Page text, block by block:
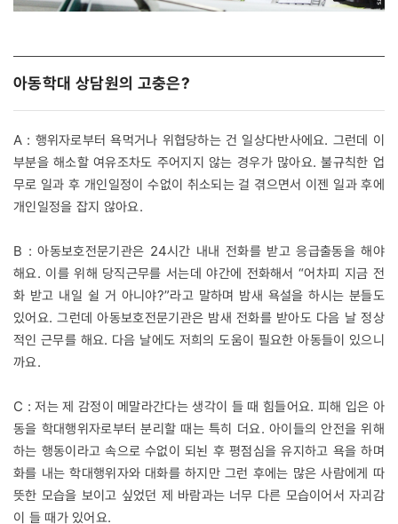
아동학대 상담원의 고충은?
A : 행위자로부터 욕먹거나 위협당하는 건 일상다반사에요. 그런데 이
부분을 해소할 여유조차도 주어지지 않는 경우가 많아요. 불규칙한 업
무로 일과 후 개인일정이 수없이 취소되는 걸 겪으면서 이젠 일과 후에
개인일정을 잡지 않아요.
B : 아동보호전문기관은 24시간 내내 전화를 받고 응급출동을 해야
해요. 이를 위해 당직근무를 서는데 야간에 전화해서 “어차피 지금 전
화 받고 내일 쉴 거 아니야?”라고 말하며 밤새 욕설을 하시는 분들도
있어요. 그런데 아동보호전문기관은 밤새 전화를 받아도 다음 날 정상
적인 근무를 해요. 다음 날에도 저희의 도움이 필요한 아동들이 있으니
까요.
C : 저는 제 감정이 메말라간다는 생각이 들 때 힘들어요. 피해 입은 아
동을 학대행위자로부터 분리할 때는 특히 더요. 아이들의 안전을 위해
하는 행동이라고 속으로 수없이 되뇐 후 평점심을 유지하고 욕을 하며
화를 내는 학대행위자와 대화를 하지만 그런 후에는 많은 사람에게 따
뜻한 모습을 보이고 싶었던 제 바람과는 너무 다른 모습이어서 자괴감
이 들 때가 있어요.